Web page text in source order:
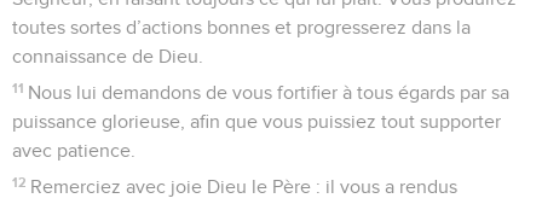
toutes sortes d’actions bonnes et progresserez dans la
connaissance de Dieu.
11 Nous lui demandons de vous fortifier à tous égards par sa
puissance glorieuse, afin que vous puissiez tout supporter
avec patience.
12 Remerciez avec joie Dieu le Père : il vous a rendus